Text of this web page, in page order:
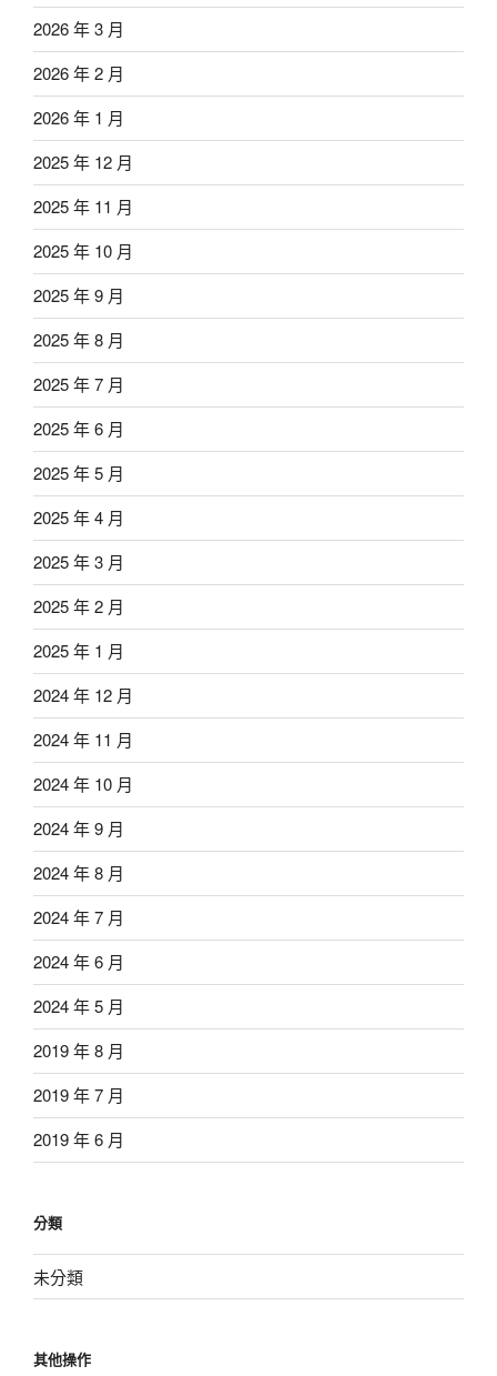
2026 年 3 月
2026 年 2 月
2026 年 1 月
2025 年 12 月
2025 年 11 月
2025 年 10 月
2025 年 9 月
2025 年 8 月
2025 年 7 月
2025 年 6 月
2025 年 5 月
2025 年 4 月
2025 年 3 月
2025 年 2 月
2025 年 1 月
2024 年 12 月
2024 年 11 月
2024 年 10 月
2024 年 9 月
2024 年 8 月
2024 年 7 月
2024 年 6 月
2024 年 5 月
2019 年 8 月
2019 年 7 月
2019 年 6 月
分類
未分類
其他操作